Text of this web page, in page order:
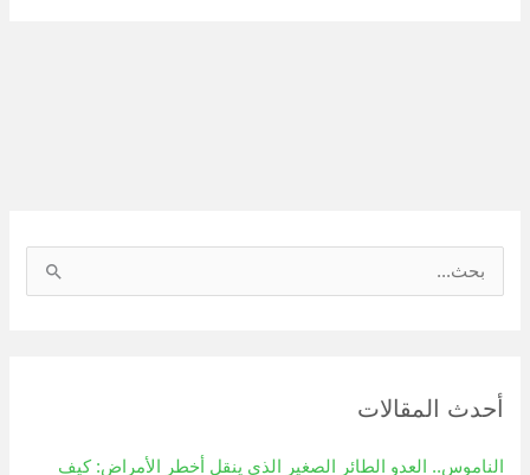
ثأحدث المقالات
الناموس.. العدو الطائر الصغير الذي ينقل أخطر الأمراض: كيف